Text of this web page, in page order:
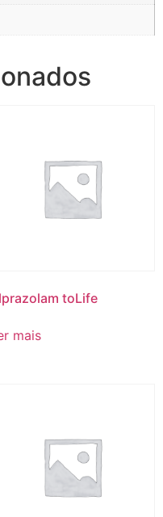
toLife
mais